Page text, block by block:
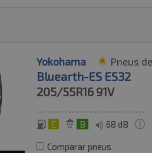
Yokohama Pneus
Bluearth-ES ES32
205/55R16 91V
C B 68 dB
Comparar pneus